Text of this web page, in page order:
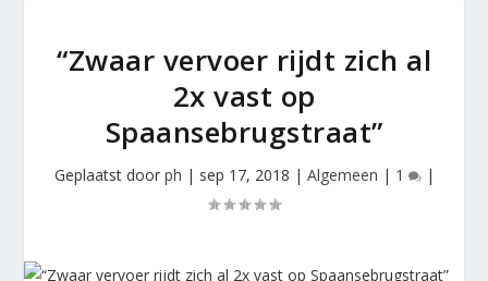
“Zwaar vervoer rijdt zich al
2x vast op
Spaansebrugstraat”
Geplaatst door ph | sep 17, 2018 | Algemeen | 1 |